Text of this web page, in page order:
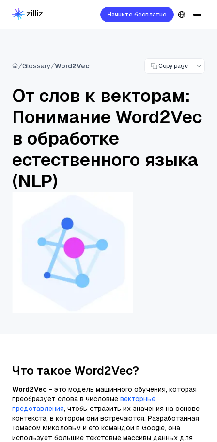
Начните бесплатно
Glossary Word2Vec Copy page
От слов к векторам:
Понимание Word2Vec
в обработке
естественного языка
(NLP)
Что такое Word2Vec?
Word2Vec - это модель машинного обучения, которая
преобразует слова в числовые векторные
представления, чтобы отразить их значения на основе
контекста, в котором они встречаются. Разработанная
Томасом Миколовым и его командой в Google, она
использует большие текстовые массивы данных для